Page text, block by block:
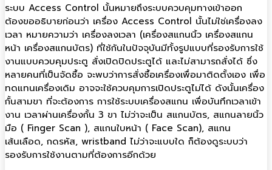
ระบบ Access Control นั้นหมายถึงระบบควบคุมทางเข้าออก
ต้องขออธิบายก่อนว่า เครื่อง Access Control นั้นไม่ใช่เครื่องลง
เวลา หมายความว่า เครื่องลงเวลา (เครื่องสแกนนิ้ว เครื่องสแกน
หน้า เครื่องสแกนบัตร) ที่ใช้กันในปัจจุบันมีทั้งรูปแบบที่รองรับการใช้
งานแบบควบคุมประตู สั่งเปิดปิดประตูได้ และไม่สามารถสั่งได้ ซึ่ง
หลายคนที่เป็นจัดซื้อ จะพบว่าการสั่งซื้อเครื่องเพื่อมาติดตั้งเอง เพื่อ
ทดแทนเครื่องเดิม อาจจะใช้ควบคุมการเปิดประตูไม่ได้ ดังนั้นเครื่อง
กั้นสามขา ที่จะต้องการ การใช้ระบบเครื่องสแกน เพื่อบันทึกเวลาเข้า
งาน เวลาผ่านเครื่องกั้น 3 ขา ไม่ว่าจะเป็น สแกนบัตร, สแกนลายนิ้ว
มือ ( Finger Scan ), สแกนใบหน้า ( Face Scan), สแกน
เส้นเลือด, กดรหัส, wristband ไม่ว่าจะแบบใด ก็ต้องดูระบบว่า
รองรับการใช้งานตามที่ต้องการอีกด้วย